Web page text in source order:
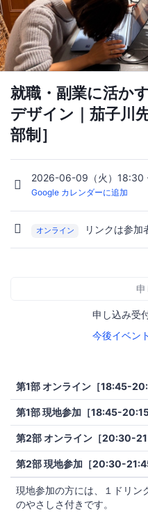
就職・副業に活か
デザイン｜茄子川
部制］
2026-06-09（火）18:30
Google カレンダーに追加
オンライン リンクは参加
申し込み受
今後イベン
第1部 オンライン［18:45-
第1部 現地参加［18:45-20:15
第2部 オンライン［20:30-
第2部 現地参加［20:30-
現地参加の方には、１ドリン
のやさしさ付きです。